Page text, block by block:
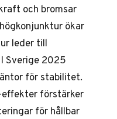
och bromsar
ökar
leder till
Sverige 2025
för stabilitet.
förstärker
för hållbar